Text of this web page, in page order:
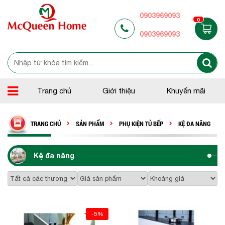
0903969093
0903969093
0
Trang chủ Giới thiệu Khuyến mãi
TRANG CHỦ SẢN PHẨM PHỤ KIỆN TỦ BẾP KỆ ĐA NĂNG
Kệ đa năng
-5%